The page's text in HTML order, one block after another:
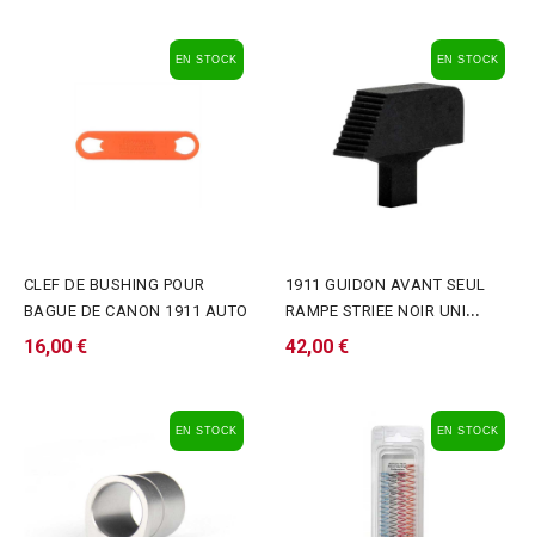
EN STOCK
CLEF DE BUSHING POUR
BAGUE DE CANON 1911 AUTO
16,00 €
EN STOCK
1911 GUIDON AVANT SEUL
RAMPE STRIEE NOIR UNI
TENON ETROIT
42,00 €
EN STOCK EN STOCK